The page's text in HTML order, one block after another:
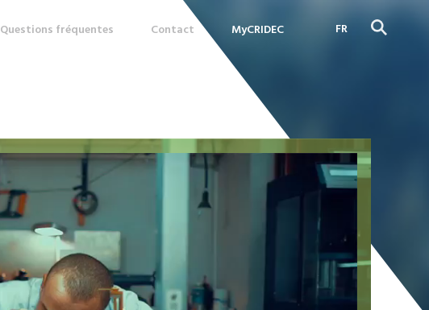
Questions fréquentes Contact MyCRIDEC
FR